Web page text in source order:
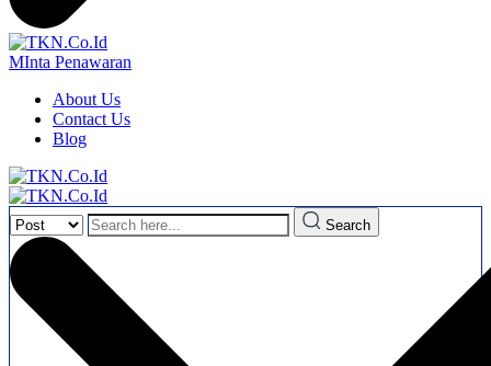
MInta Penawaran
About Us
Contact Us
Blog
Search